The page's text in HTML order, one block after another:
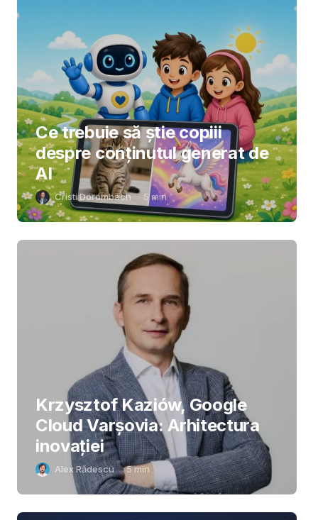
Ce trebuie să știe copiii
despre conținutul generat de
AI
Cristi Dorombach 5 min
Krzysztof Kaziów, Google
Cloud Varșovia: Arhitectura
inovaţiei
Alex Rădescu 5min